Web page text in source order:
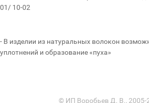
01/ 10-02
- В изделии из натуральных волокон
уплотнений и образование «пуха»
© ИП Воробьев Д. В., 2005-